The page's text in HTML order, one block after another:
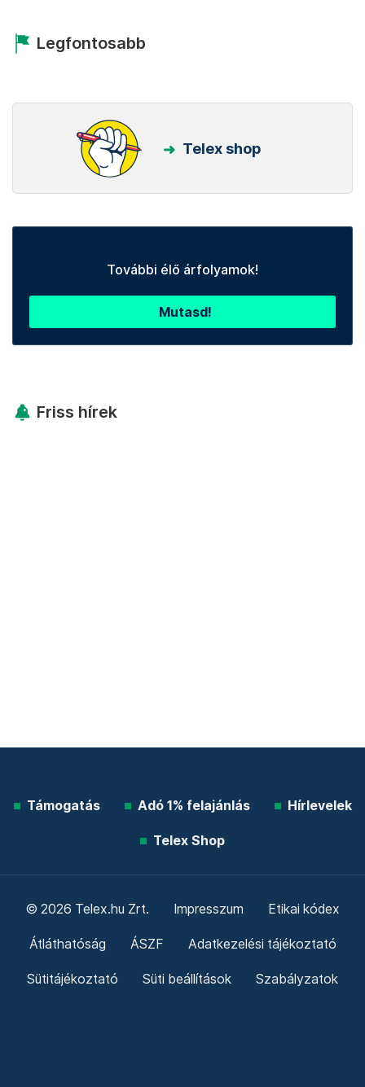
Legfontosabb
Telex shop
További élő árfolyamok!
Mutasd!
Friss hírek
Támogatás Adó 1% felajánlás Hírlevelek
Telex Shop
© 2026 Telex.hu Zrt. Impresszum Etikai kódex
Átláthatóság ÁSZF Adatkezelési tájékoztató
Sütitájékoztató Süti beállítások Szabályzatok